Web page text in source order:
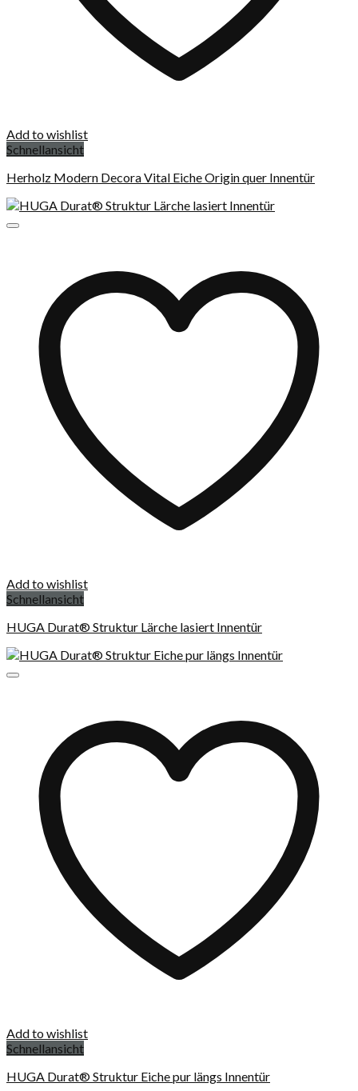
Add to wishlist
Schnellansicht
Herholz Modern Decora Vital Eiche Origin quer Innentür
Add to wishlist
Schnellansicht
HUGA Durat® Struktur Lärche lasiert Innentür
Add to wishlist
Schnellansicht
HUGA Durat® Struktur Eiche pur längs Innentür